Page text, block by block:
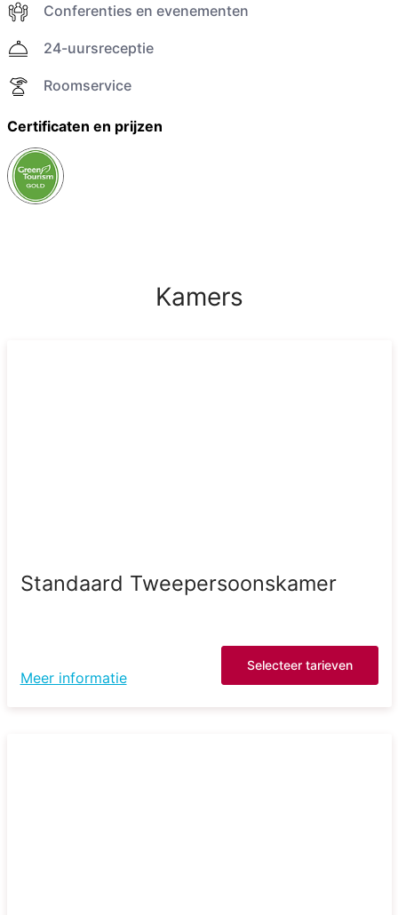
Conferenties en evenementen
24-uursreceptie
Roomservice
Certificaten en prijzen
Kamers
Standaard Tweepersoonskamer
Meer informatie
Selecteer tarieven